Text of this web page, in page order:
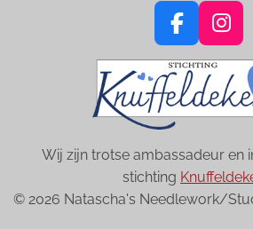
F
c
e
b
o
k
I
s
t
a
r
a
m
Wij zijn trotse ambassadeur en
stichting
© 2026 Natascha's Needlework/